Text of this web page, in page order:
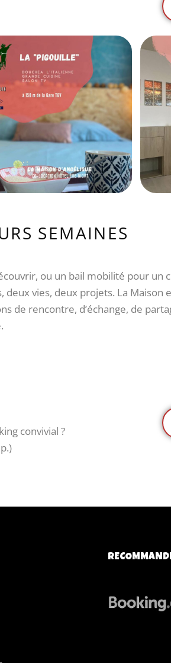
SEMAINES
ou un bail mobilité pour un
vies, deux projets. La Maison
de rencontre, d’échange, de
convivial ?